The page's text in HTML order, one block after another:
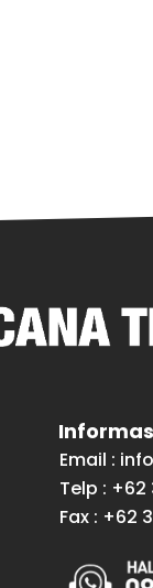
Email :
Telp : +62
Fax : +62